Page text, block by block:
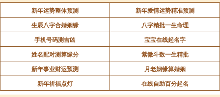
新年运势整体预测
新年爱情运势精准预测
生辰八字合婚姻缘
八字精批一生命理
手机号码测吉凶
宝宝在线起名字
姓名配对测算缘分
紫微斗数一生精批
新年事业财运预测
月老姻缘算婚姻
新年祈福点灯
在线自助百分起名